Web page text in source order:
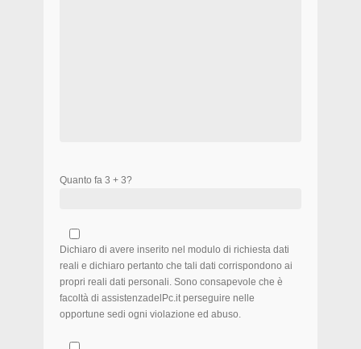
Quanto fa 3 + 3?
Dichiaro di avere inserito nel modulo di richiesta dati
reali e dichiaro pertanto che tali dati corrispondono ai
propri reali dati personali. Sono consapevole che è
facoltà di assistenzadelPc.it perseguire nelle
opportune sedi ogni violazione ed abuso.